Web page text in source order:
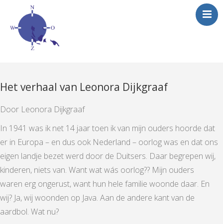
Het verhaal van Leonora Dijkgraaf
Door Leonora Dijkgraaf
In 1941 was ik net 14 jaar toen ik van mijn ouders hoorde dat
er in Europa – en dus ook Nederland – oorlog was en dat ons
eigen landje bezet werd door de Duitsers. Daar begrepen wij,
kinderen, niets van. Want wat wás oorlog?? Mijn ouders
waren erg ongerust, want hun hele familie woonde daar. En
wij? Ja, wij woonden op Java. Aan de andere kant van de
aardbol. Wat nu?